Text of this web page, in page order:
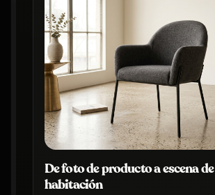
De foto de producto a escena de
habitación